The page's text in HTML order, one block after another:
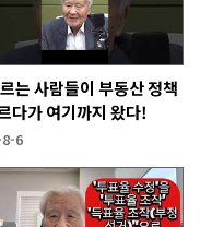
는 사람들이 부동산 정책
다가 여기까지 왔다!
6